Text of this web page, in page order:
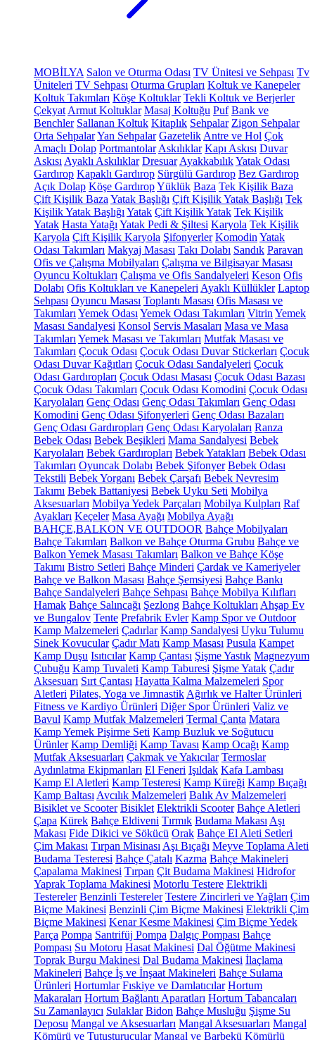
MOBİLYA Salon ve Oturma Odası TV Ünitesi ve Sehpası Tv
Üniteleri TV Sehpası Oturma Grupları Koltuk ve Kanepeler
Koltuk Takımları Köşe Koltuklar Tekli Koltuk ve Berjerler
Çekyat Armut Koltuklar Masaj Koltuğu Puf Bank ve
Benchler Sallanan Koltuk Kitaplık Sehpalar Zigon Sehpalar
Orta SehpalarYan Sehpalar Gazetelik Antre ve Hol Çok
Amaçlı Dolap Portmantolar Askılıklar Kapı Askısı Duvar
Askısı Ayaklı Askılıklar Dresuar AyakkabılıkYatak Odası
Gardırop Kapaklı Gardırop Sürgülü Gardırop Bez Gardırop
Açık Dolap Köşe GardıropYüklük Baza Tek Kişilik Baza
Çift Kişilik Baza Yatak Başlığı Çift Kişilik Yatak Başlığı Tek
Kişilik Yatak Başlığı Yatak Çift Kişilik Yatak Tek Kişilik
Yatak Hasta Yatağı Yatak Pedi & Şiltesi Karyola Tek Kişilik
Karyola Çift Kişilik Karyola Şifonyerler Komodin Yatak
Odası Takımları Makyaj Masası Takı Dolabı Sandık Paravan
Ofis ve Çalışma Mobilyaları Çalışma ve Bilgisayar Masası
Oyuncu Koltukları Çalışma ve Ofis Sandalyeleri Keson Ofis
Dolabı Ofis Koltukları ve Kanepeleri Ayaklı Küllükler Laptop
Sehpası Oyuncu Masası Toplantı Masası Ofis Masası ve
Takımları Yemek Odası Yemek Odası Takımları Vitrin Yemek
Masası Sandalyesi Konsol Servis Masaları Masa ve Masa
Takımları Yemek Masası ve Takımları Mutfak Masası ve
Takımları Çocuk Odası Çocuk Odası Duvar Stickerları Çocuk
Odası Duvar Kağıtları Çocuk Odası Sandalyeleri Çocuk
Odası Gardıropları Çocuk Odası Masası Çocuk Odası Bazası
Çocuk Odası Takımları Çocuk Odası Komodini Çocuk Odası
Karyolaları Genç Odası Genç Odası Takımları Genç Odası
Komodini Genç Odası Şifonyerleri Genç Odası Bazaları
Genç Odası Gardıropları Genç Odası Karyolaları Ranza
Bebek Odası Bebek Beşikleri Mama Sandalyesi Bebek
Karyolaları Bebek Gardıropları Bebek Yatakları Bebek Odası
Takımları Oyuncak Dolabı Bebek Şifonyer Bebek Odası
Tekstili Bebek Yorganı Bebek Çarşafı Bebek Nevresim
Takımı Bebek Battaniyesi Bebek Uyku Seti Mobilya
Aksesuarları Mobilya Yedek Parçaları Mobilya Kulpları Raf
Ayakları Keçeler Masa Ayağı Mobilya Ayağı
BAHÇE,BALKON VE OUTDOOR Bahçe Mobilyaları
Bahçe Takımları Balkon ve Bahçe Oturma Grubu Bahçe ve
Balkon Yemek Masası Takımları Balkon ve Bahçe Köşe
Takımı Bistro Setleri Bahçe Minderi Çardak ve Kameriyeler
Bahçe ve Balkon Masası Bahçe Şemsiyesi Bahçe Bankı
Bahçe Sandalyeleri Bahçe Sehpası Bahçe Mobilya Kılıfları
Hamak Bahçe Salıncağı Şezlong Bahçe Koltukları Ahşap Ev
ve Bungalov Tente Prefabrik Evler Kamp Spor ve Outdoor
Kamp Malzemeleri Çadırlar Kamp Sandalyesi Uyku Tulumu
Sinek Kovucular Çadır Matı Kamp Masası Pusula Kampet
Kamp Duşu Isıtıcılar Kamp Çantası Şişme Yastık Magnezyum
Çubuğu Kamp Tuvaleti Kamp Taburesi Şişme Yatak Çadır
Aksesuarı Sırt Çantası Hayatta Kalma Malzemeleri Spor
Aletleri Pilates, Yoga ve Jimnastik Ağırlık ve Halter Ürünleri
Fitness ve Kardiyo Ürünleri Diğer Spor Ürünleri Valiz ve
Bavul Kamp Mutfak Malzemeleri Termal Çanta Matara
Kamp Yemek Pişirme Seti Kamp Buzluk ve Soğutucu
Ürünler Kamp Demliği Kamp Tavası Kamp Ocağı Kamp
Mutfak Aksesuarları Çakmak ve Yakıcılar Termoslar
Aydınlatma Ekipmanları El Feneri Işıldak Kafa Lambası
Kamp El Aletleri Kamp Testeresi Kamp Küreği Kamp Bıçağı
Kamp Baltası Avcılık Malzemeleri Balık Av Malzemeleri
Bisiklet ve Scooter Bisiklet Elektrikli Scooter Bahçe Aletleri
Çapa Kürek Bahçe Eldiveni Tırmık Budama Makası Aşı
Makası Fide Dikici ve Sökücü Orak Bahçe El Aleti Setleri
Çim Makası Tırpan Misinası Aşı Bıçağı Meyve Toplama Aleti
Budama Testeresi Bahçe Çatalı Kazma Bahçe Makineleri
Çapalama Makinesi Tırpan Çit Budama Makinesi Hidrofor
Yaprak Toplama Makinesi Motorlu Testere Elektrikli
Testereler Benzinli Testereler Testere Zincirleri ve Yağları Çim
Biçme Makinesi Benzinli Çim Biçme Makinesi Elektrikli Çim
Biçme Makinesi Kenar Kesme Makinesi Çim Biçme Yedek
Parça Pompa Santrifüj Pompa Dalgıç Pompası Bahçe
Pompası Su Motoru Hasat Makinesi Dal Öğütme Makinesi
Toprak Burgu Makinesi Dal Budama Makinesi İlaçlama
Makineleri Bahçe İş ve İnşaat Makineleri Bahçe Sulama
Ürünleri Hortumlar Fıskiye ve Damlatıcılar Hortum
Makaraları Hortum Bağlantı Aparatları Hortum Tabancaları
Su Zamanlayıcı Sulaklar Bidon Bahçe Musluğu Şişme Su
Deposu Mangal ve Aksesuarları Mangal Aksesuarları Mangal
Kömürü ve Tutuşturucular Mangal ve Barbekü Kömürlü